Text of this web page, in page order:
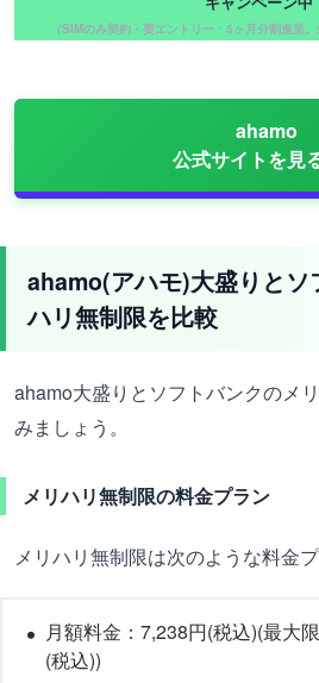
（SIMのみ契約・要エントリー・5ヶ月分割進呈
ahamo
公式サイトを見
ahamo(アハモ)大盛りとソ
ハリ無制限を比較
ahamo大盛りとソフトバンクのメ
みましょう。
メリハリ無制限の料金プラン
メリハリ無制限は次のような料金プ
月額料金：7,238円(税込)(最大
(税込))